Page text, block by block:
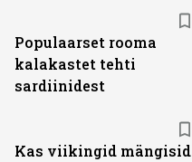
Populaarset rooma
kalakastet tehti
sardiinidest
Kas viikingid mängisid